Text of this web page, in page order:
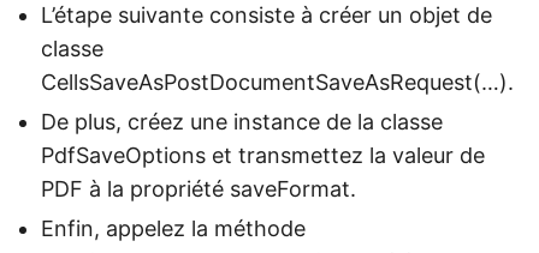
L’étape suivante consiste à créer un objet de
classe
CellsSaveAsPostDocumentSaveAsRequest(…).
De plus, créez une instance de la classe
PdfSaveOptions et transmettez la valeur de
PDF à la propriété saveFormat.
Enfin, appelez la méthode